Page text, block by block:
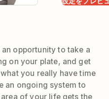
opportunity to take a
on your plate, and get
you really have time
an ongoing system to
of your life gets the